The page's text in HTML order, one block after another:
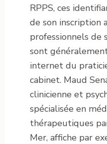
RPPS, ces
de son inscription
professionnels de
sont
internet du
cabinet. Maud
clinicienne et
spécialisée en
thérapeutiques
Mer, affiche par